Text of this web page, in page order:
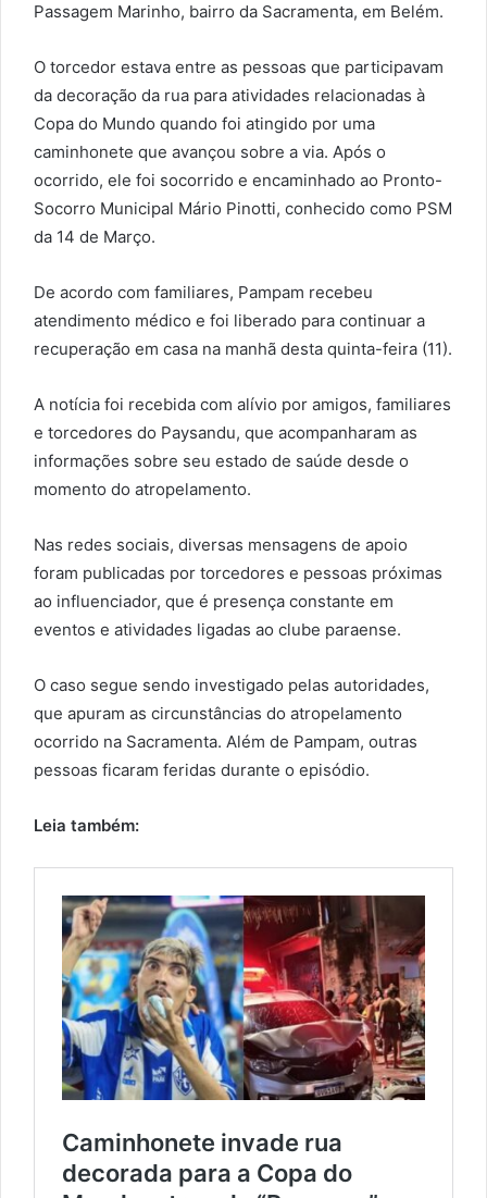
Passagem Marinho, bairro da Sacramenta, em Belém.
O torcedor estava entre as pessoas que participavam
da decoração da rua para atividades relacionadas à
Copa do Mundo quando foi atingido por uma
caminhonete que avançou sobre a via. Após o
ocorrido, ele foi socorrido e encaminhado ao Pronto-
Socorro Municipal Mário Pinotti, conhecido como PSM
da 14 de Março.
De acordo com familiares, Pampam recebeu
atendimento médico e foi liberado para continuar a
recuperação em casa na manhã desta quinta-feira (11).
A notícia foi recebida com alívio por amigos, familiares
e torcedores do Paysandu, que acompanharam as
informações sobre seu estado de saúde desde o
momento do atropelamento.
Nas redes sociais, diversas mensagens de apoio
foram publicadas por torcedores e pessoas próximas
ao influenciador, que é presença constante em
eventos e atividades ligadas ao clube paraense.
O caso segue sendo investigado pelas autoridades,
que apuram as circunstâncias do atropelamento
ocorrido na Sacramenta. Além de Pampam, outras
pessoas ficaram feridas durante o episódio.
Leia também: